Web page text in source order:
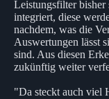
Leistungsfilter bisher
integriert, diese
nachdem, was die
Auswertungen lässt
sind. Aus diesen
zukünftig weiter
"Da steckt auch viel